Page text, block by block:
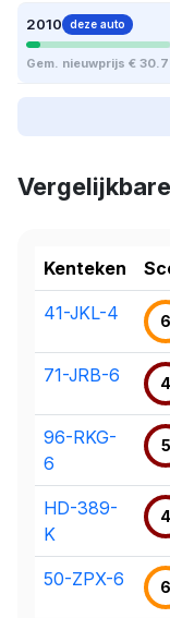
2010 deze auto
Gem. nieuwprijs €
Kenteken
41-JKL-4 6
71-JRB-6 4
96-RKG-
6
5
HD-389-
K
4
50-ZPX-6 6